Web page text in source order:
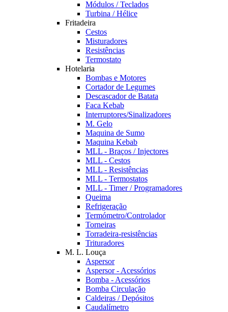
Módulos / Teclados
Turbina / Hélice
Fritadeira
Cestos
Misturadores
Resistências
Termostato
Hotelaria
Bombas e Motores
Cortador de Legumes
Descascador de Batata
Faca Kebab
Interruptores/Sinalizadores
M. Gelo
Maquina de Sumo
Maquina Kebab
MLL - Braços / Injectores
MLL - Cestos
MLL - Resistências
MLL - Termostatos
MLL - Timer / Programadores
Queima
Refrigeração
Termómetro/Controlador
Torneiras
Torradeira-resistências
Trituradores
M. L. Louça
Aspersor
Aspersor - Acessórios
Bomba - Acessórios
Bomba Circulação
Caldeiras / Depósitos
Caudalímetro